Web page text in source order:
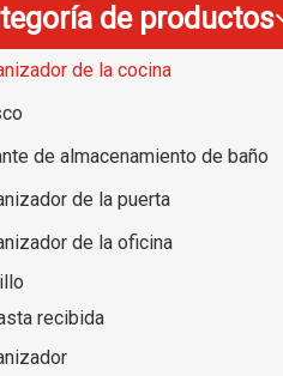
de productos
de la cocina
de almacenamiento de baño
de la puerta
de la oficina
recibida